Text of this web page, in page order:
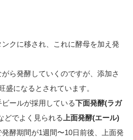
クに移され、これに酵母を加え発
ら発酵していくのですが、添加さ
盛になるとされています。
ールが採用している下面発酵(ラガ
どでよく見られる 上面発酵(エール)
酵期間が1週間〜10日前後、上面発